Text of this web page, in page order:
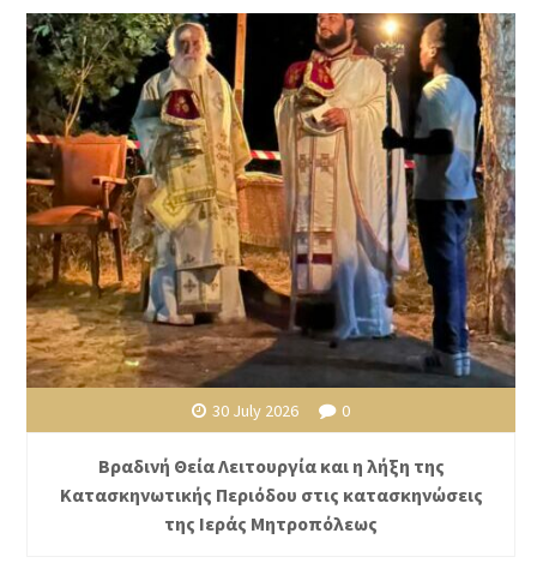
30 July 2026 0
Βραδινή Θεία Λειτουργία και η λήξη της
Κατασκηνωτικής Περιόδου στις κατασκηνώσεις
της Ιεράς Μητροπόλεως